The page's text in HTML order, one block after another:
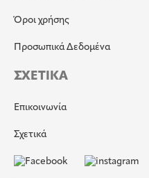
Όροι χρήσης
Προσωπικά Δεδομένα
ΣΧΕΤΙΚΑ
Επικοινωνία
Σχετικά